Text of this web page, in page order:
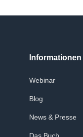
Informationen
Webinar
Blog
News & Presse